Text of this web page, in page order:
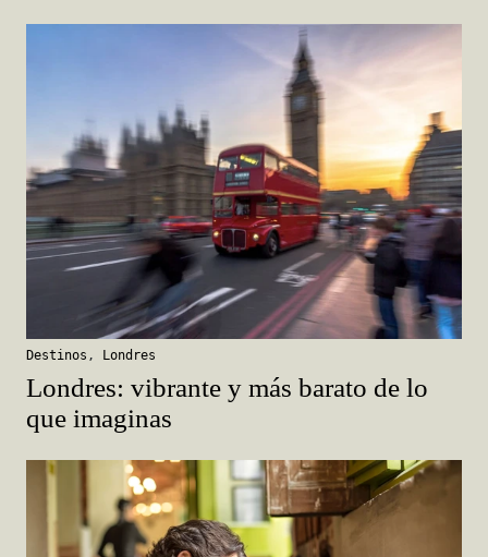
Destinos , Londres
Londres: vibrante y más barato de lo
que imaginas